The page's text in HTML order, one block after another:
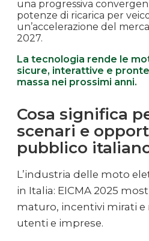
una progressiva
potenze di ricarica per
un’accelerazione del
2027.
La tecnologia rende le
sicure, interattive e
massa nei prossimi anni.
Cosa significa
scenari e
pubblico
L’industria delle moto
in Italia: EICMA 2025
maturo, incentivi mirati e
utenti e imprese.